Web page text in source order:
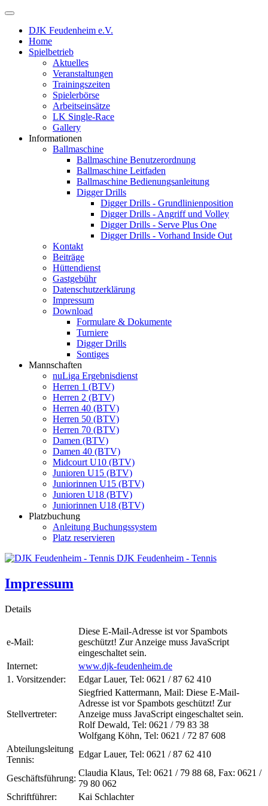
DJK Feudenheim e.V.
Home
Spielbetrieb
Aktuelles
Veranstaltungen
Trainingszeiten
Spielerbörse
Arbeitseinsätze
LK Single-Race
Gallery
Informationen
Ballmaschine
Ballmaschine Benutzerordnung
Ballmaschine Leitfaden
Ballmaschine Bedienungsanleitung
Digger Drills
Digger Drills - Grundlinienposition
Digger Drills - Angriff und Volley
Digger Drills - Serve Plus One
Digger Drills - Vorhand Inside Out
Kontakt
Beiträge
Hüttendienst
Gastgebühr
Datenschutzerklärung
Impressum
Download
Formulare & Dokumente
Turniere
Digger Drills
Sontiges
Mannschaften
nuLiga Ergebnisdienst
Herren 1 (BTV)
Herren 2 (BTV)
Herren 40 (BTV)
Herren 50 (BTV)
Herren 70 (BTV)
Damen (BTV)
Damen 40 (BTV)
Midcourt U10 (BTV)
Junioren U15 (BTV)
Juniorinnen U15 (BTV)
Junioren U18 (BTV)
Juniorinnen U18 (BTV)
Platzbuchung
Anleitung Buchungssystem
Platz reservieren
DJK Feudenheim - Tennis
Impressum
Details
e-Mail:
Diese E-Mail-Adresse ist vor Spambots
geschützt! Zur Anzeige muss JavaScript
eingeschaltet sein.
Internet:
www.djk-feudenheim.de
1. Vorsitzender:
Edgar Lauer, Tel: 0621 / 87 62 410
Stellvertreter:
Siegfried Kattermann, Mail: Diese E-Mail-
Adresse ist vor Spambots geschützt! Zur
Anzeige muss JavaScript eingeschaltet sein.
Rolf Dewald, Tel: 0621 / 79 83 38
Wolfgang Köhn, Tel: 0621 / 72 87 608
Abteilungsleitung
Tennis:
Edgar Lauer, Tel: 0621 / 87 62 410
Geschäftsführung:
Claudia Klaus, Tel: 0621 / 79 88 68, Fax: 0621 /
79 80 062
Schriftführer:
Kai Schlachter